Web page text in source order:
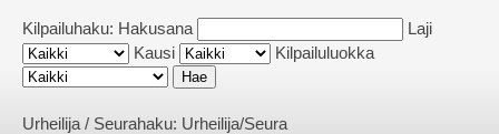
Kilpailuhaku: Hakusana
Laji
Kausi
Kilpailuluokka
Urheilija / Seurahaku: Urheilija/Seura